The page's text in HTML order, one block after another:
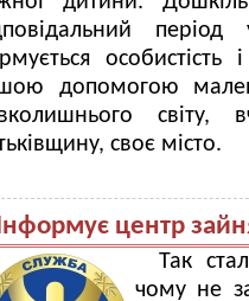
особистість
допомогою
світу,
своє місто.
центр
Так
чому не